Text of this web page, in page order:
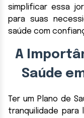
simplificar essa
para suas
saúde com
A
Saúde
Ter um Plano de
tranquilidade para